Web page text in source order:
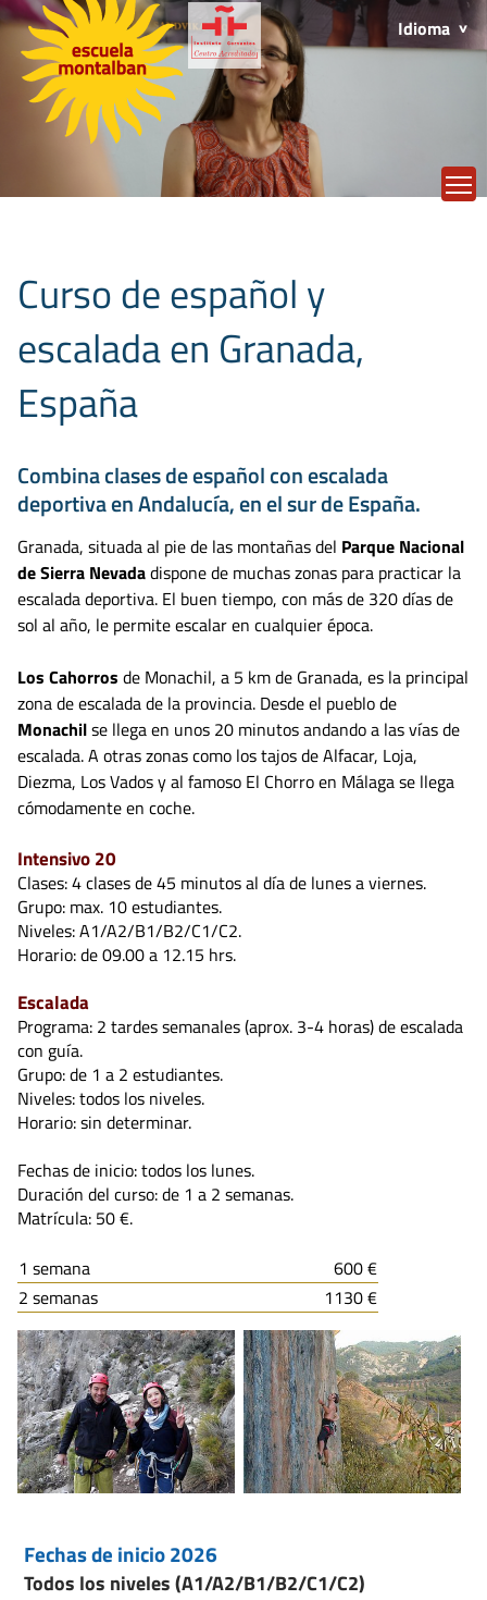
Idioma
Curso de español y
escalada en Granada,
España
Combina clases de español con escalada
deportiva en Andalucía, en el sur de España.
Granada, situada al pie de las montañas del Parque Nacional
de Sierra Nevadadispone de muchas zonas para practicar la
escalada deportiva. El buen tiempo, con más de 320 días de
sol al año, le permite escalar en cualquier época.
Los Cahorros de Monachil, a 5 km de Granada, es la principal
zona de escalada de la provincia. Desde el pueblo de
Monachilse llega en unos 20 minutos andando a las vías de
escalada. A otras zonas como los tajos de Alfacar, Loja,
Diezma, Los Vados y al famoso El Chorro en Málaga se llega
cómodamente en coche.
Intensivo 20
Clases: 4 clases de 45 minutos al día de lunes a viernes.
Grupo: max. 10 estudiantes.
Niveles: A1/A2/B1/B2/C1/C2.
Horario: de 09.00 a 12.15 hrs.
Escalada
Programa: 2 tardes semanales (aprox. 3-4 horas) de escalada
con guía.
Grupo: de 1 a 2 estudiantes.
Niveles: todos los niveles.
Horario: sin determinar.
Fechas de inicio: todos los lunes.
Duración del curso: de 1 a 2 semanas.
Matrícula: 50 €.
1 semana
600 €
2 semanas
1130 €
Fechas de inicio 2026
Todos los niveles (A1/A2/B1/B2/C1/C2)